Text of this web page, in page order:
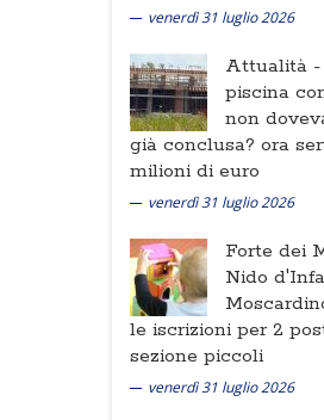
venerdì 31 luglio 2026
Attualità -
piscina
non
già conclusa? ora
milioni di euro
venerdì 31 luglio 2026
Forte dei
Nido
le iscrizioni per 2
sezione piccoli
venerdì 31 luglio 2026